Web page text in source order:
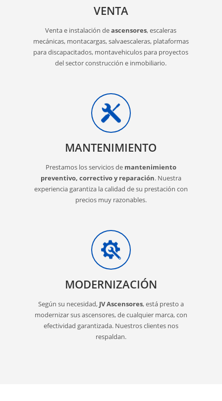
VENTA
Venta e instalación deascensores, escaleras
mecánicas, montacargas, salvaescaleras, plataformas
para discapacitados, montavehiculos para proyectos
del sector construcción e inmobiliario.
MANTENIMIENTO
Prestamos los servicios de mantenimiento
preventivo, correctivo y reparación. Nuestra
experiencia garantiza la calidad de su prestación con
precios muy razonables.
MODERNIZACIÓN
Según su necesidad, JV Ascensores, está presto a
modernizar sus ascensores, de cualquier marca, con
efectividad garantizada. Nuestros clientes nos
respaldan.